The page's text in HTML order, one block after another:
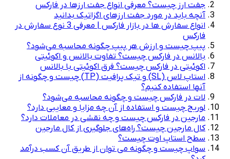
جفت ارز چیست؟ معرفی انواع جفت ارزها در فارکس
آنچه باید در مورد جفت‌‌‌ ارزهای اگزاتیک بدانید
انواع سفارش ها در بازار فارکس | معرفی 3 نوع سفارش در
فارکس
پیپ چیست و ارزش هر پیپ چگونه محاسبه می‌شود؟
بالانس در فارکس چیست؟ تفاوت بالانس و اکوئیتی
اکوئیتی در فارکس چیست؟ فرق اکوئیتی با بالانس
استاپ لاس (SL) و تیک پرافیت (TP) چیست و چگونه از
آنها استفاده کنیم؟
لات در فارکس چیست و چگونه محاسبه می‌شود؟
لوریج چیست و استفاده از آن چه مزایا و معایبی دارد؟
مارجین در فارکس چیست و چه نقشی در معاملات دارد؟
کال مارجین چیست؟ راه‌های جلوگیری از کال مارجین
سطح استاپ اوت چیست؟
سواپ چیست و چگونه می توان از طریق آن کسب درآمد